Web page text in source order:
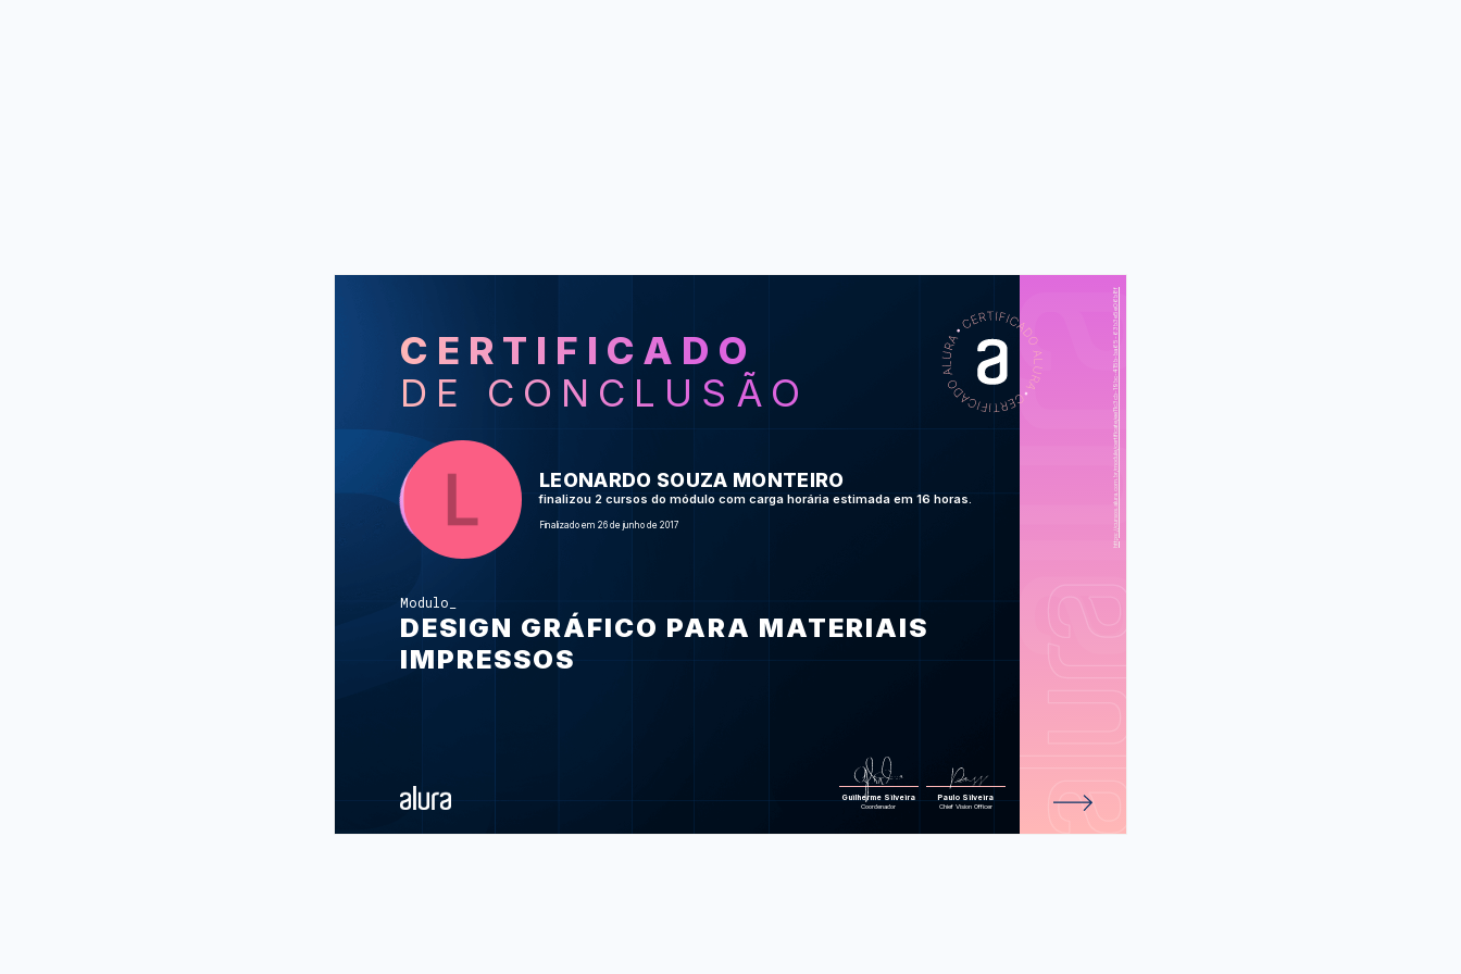
CERTIFICADO
DE CONCLUSÃO
LEONARDO SOUZA MONTEIRO
finalizou 2 cursos do módulo com carga horária estimada em 16 horas.
Finalizado em 26 de junho de 2017
Modulo
DESIGN GRÁFICO PARA MATERIAIS
IMPRESSOS
Guilherme Silveira
Coordenador
Paulo Silveira
Chief Vision Officer
https://cursos.alura.com.br/module/certificate/ee11c3cb-19bc-415b-ba65-63b3e5e06b8f
CUR
SOS
materiais gráficos